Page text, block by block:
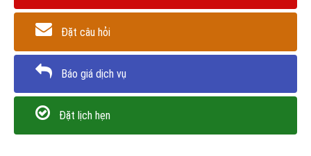
Đặt câu hỏi
Báo giá dịch vụ
Đặt lịch hẹn